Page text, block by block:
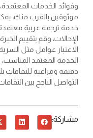
وفوائد الخدمات
موثوقين بالقرب منك،
خدمة ترجمة عربية
الإحالات، وقم بتقييم
الاعتبار عوامل مثل
الخدمة المعتمد
دقيقة ومراعية
التواصل الناجح بين
مشاركة: